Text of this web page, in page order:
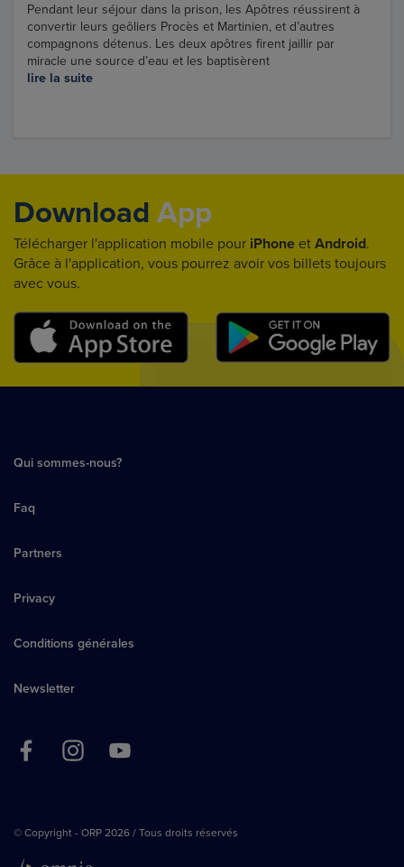
Pendant leur séjour dans la prison, les Apôtres réussirent à
convertir leurs geôliers Procès et Martinien, et d’autres
compagnons détenus. Les deux apôtres firent jaillir par
miracle une source d’eau et les baptisèrent
lire la suite
Download App
Télécharger l'application mobile pour iPhone et Android.
Grâce à l'application, vous pourrez avoir vos billets toujours
avec vous.
Qui sommes-nous?
Faq
Partners
Privacy
Conditions générales
Newsletter
© Copyright - ORP 2026 / Tous droits réservés